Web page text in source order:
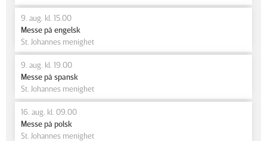
9. aug. kl. 15.00
Messe på engelsk
St. Johannes menighet
9. aug. kl. 19.00
Messe på spansk
St. Johannes menighet
16. aug. kl. 09.00
Messe på polsk
St. Johannes menighet